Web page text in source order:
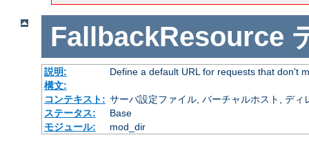
FallbackResource
説明:
Define a default URL for requests that don't
構文:
コンテキスト: サーバ設定ファイル, バーチャルホスト, ディ
ステータス:
Base
モジュール:
mod_dir